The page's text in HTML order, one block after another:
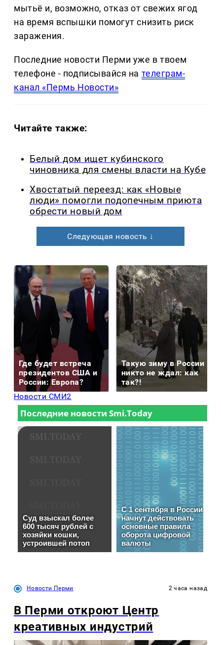
мытьё и, возможно, отказ от свежих ягод
на время вспышки помогут снизить риск
заражения.
Последние новости Перми уже в твоем
телефоне - подписывайся на телеграм-
канал «Пермь Новости»
Читайте также:
Белый дом ищет кубинского
чиновника для смены власти на Кубе
Хвостатый переезд: как «Новые
люди» помогли подопечным приюта
обрести новый дом
Следующая новость ↓
Где будет встреча
президентов США и
России: Европа?
Такую зиму в России
никто не ждал: как
так?!
Новости СМИ2
Новости Перми 2 часа назад
В Перми откроют Центр
креативных индустрий